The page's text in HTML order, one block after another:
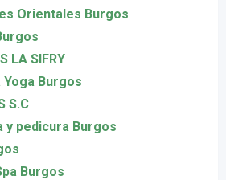
Orientales Burgos
LA SIFRY
Burgos
S.C
y pedicura Burgos
Burgos